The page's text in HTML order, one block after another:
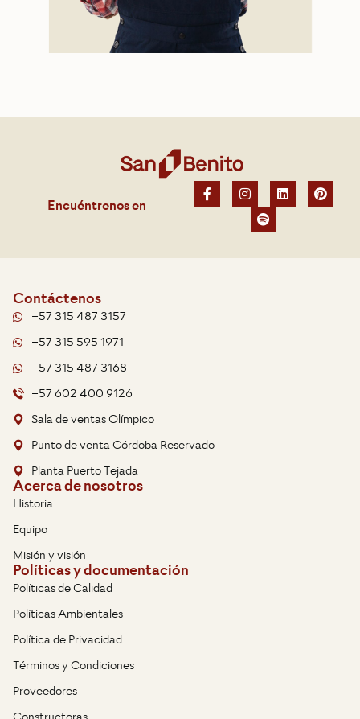
Encuéntrenos en
Contáctenos
+57 315 487 3157
+57 315 595 1971
+57 315 487 3168
+57 602 400 9126
Sala de ventas Olímpico
Punto de venta Córdoba Reservado
Planta Puerto Tejada
Acerca de nosotros
Historia
Equipo
Misión y visión
Políticas y documentación
Políticas de Calidad
Políticas Ambientales
Política de Privacidad
Términos y Condiciones
Proveedores